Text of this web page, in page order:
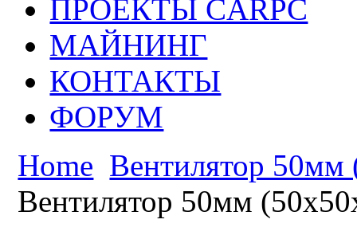
ПРОЕКТЫ CARPC
МАЙНИНГ
КОНТАКТЫ
ФОРУМ
Home Вентилятор 50мм
Вентилятор 50мм